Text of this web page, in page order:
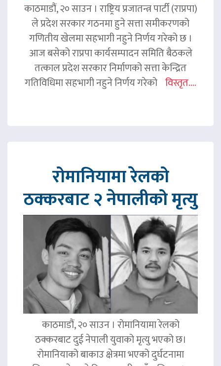
काठमाडौं, २० साउन । राष्ट्रिय प्रजातन्त्र पार्टी (राप्रपा)
ले प्रदेश सरकार गठनमा हुने सत्ता समीकरणको
गणितीय खेलमा सहभागी नहुने निर्णय गरेको छ ।
आज बसेको राप्रपा कार्यसम्पादन समिति बैठकले
तत्काल प्रदेश सरकार निर्माणको सत्ता केन्द्रित
गतिविधिमा सहभागी नहुने निर्णय गरेको विस्तृत....
रोमानियामा रेलको
ठक्करबाट २ नेपालीको मृत्यु
काठमाडौं, २० साउन । रोमानियामा रेलको
ठक्करबाट दुई नेपाली युवाको मृत्यु भएको छ।
रोमानियाको बाकाउ क्षेत्रमा भएको दुर्घटनामा